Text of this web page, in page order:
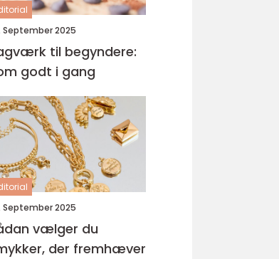
September 2025
til begyndere:
godt i gang
September 2025
vælger du
der fremhæver